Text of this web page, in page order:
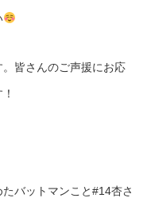
皆さんのご声援にお応
バットマンこと#14杏さ